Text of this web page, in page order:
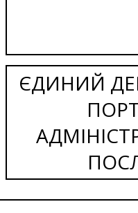
ЄДИНИЙ